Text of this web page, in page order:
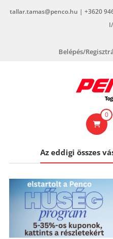
tallar.tamas@penco.hu | +3620
Belépés/
0
Az eddigi összes